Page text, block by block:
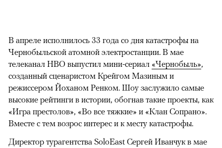
В апреле исполнилось 33 года со дня катастрофы на
Чернобыльской атомной электростанции. В мае
телеканал HBO выпустил мини-сериал «Чернобыль»,
созданный сценаристом Крейгом Мазиным и
режиссером Йоханом Ренком. Шоу заслужило самые
высокие рейтинги в истории, обогнав такие проекты, как
«Игра престолов», «Во все тяжкие» и «Клан Сопрано».
Вместе с тем возрос интерес и к месту катастрофы.
Директор турагентства SoloEast Сергей Иванчук в мае